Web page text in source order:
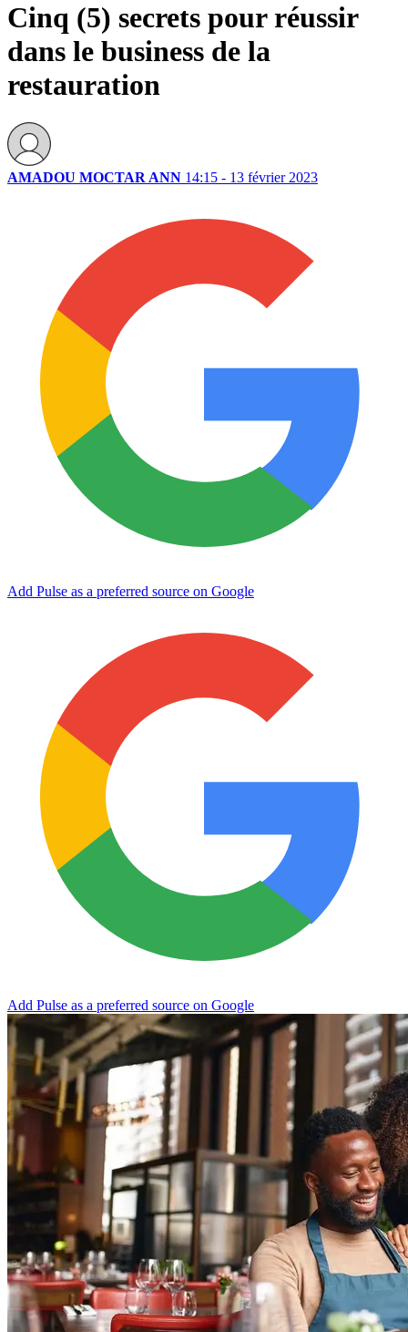
Cinq (5) secrets pour réussir
dans le business de la
restauration
AMADOU MOCTAR ANN 14:15 - 13 février 2023
Add Pulse as a preferred source on Google
Add Pulse as a preferred source on Google